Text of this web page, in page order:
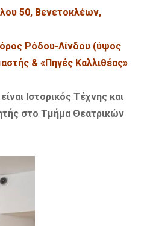
50, Βενετοκλέων,
Ρόδου-Λίνδου (ύψος
& «Πηγές Καλλιθέας»
Ιστορικός Τέχνης και
στο Τμήμα Θεατρικών